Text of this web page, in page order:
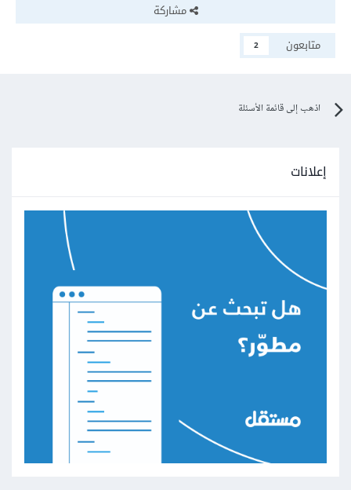
مشاركة
متابعون
2
اذهب إلى قائمة الأسئلة
إعلانات